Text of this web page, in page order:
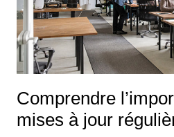
Comprendre
mises à jour